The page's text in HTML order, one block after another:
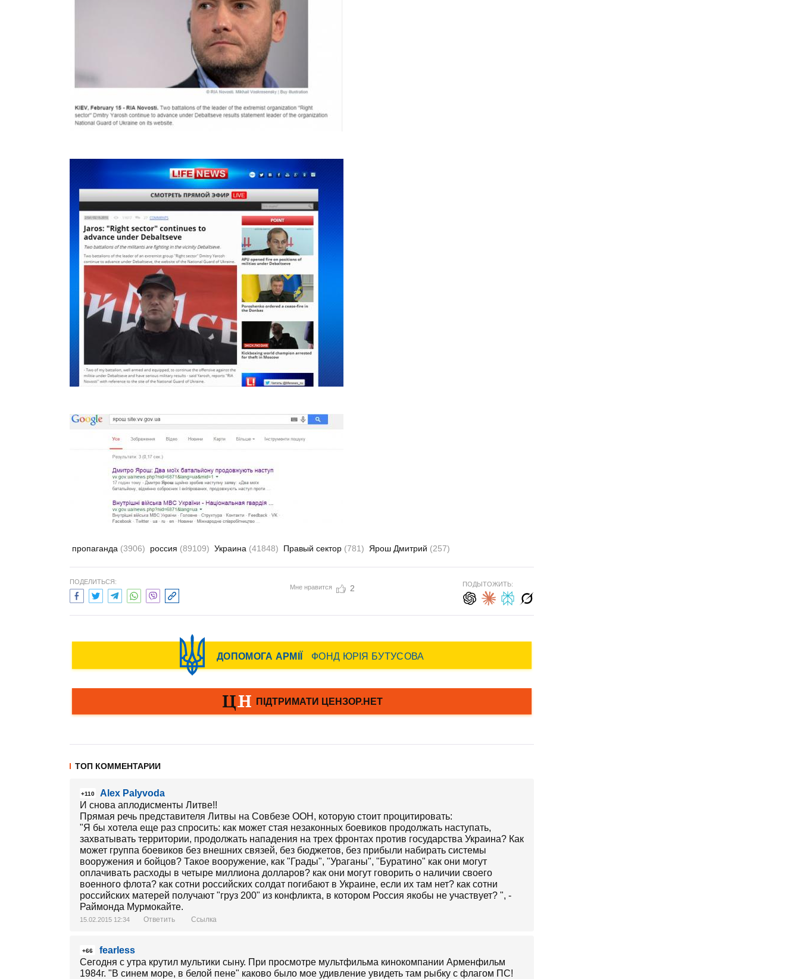
пропаганда (3906) россия (89109) Украина (41848) Правый сектор (781) Ярош Дмитрий (257)
ПОДЕЛИТЬСЯ:
Мне нравится 2 ПОДЫТОЖИТЬ:
ТОП КОММЕНТАРИИ
+110
Alex Palyvoda
И снова аплодисменты Литве!!
Прямая речь представителя Литвы на Совбезе ООН, которую стоит процитировать:
"Я бы хотела еще раз спросить: как может стая незаконных боевиков продолжать наступать,
захватывать территории, продолжать нападения на трех фронтах против государства Украина? Как
может группа боевиков без внешних связей, без бюджетов, без прибыли набирать системы
вооружения и бойцов? Такое вооружение, как "Грады", "Ураганы", "Буратино" как они могут
оплачивать расходы в четыре миллиона долларов? как они могут говорить о наличии своего
военного флота? как сотни российских солдат погибают в Украине, если их там нет? как сотни
российских матерей получают "груз 200" из конфликта, в котором Россия якобы не участвует? ", -
Раймонда Мурмокайте.
15.02.2015 12:34 Ответить Ссылка
+66
fearless
Сегодня с утра крутил мультики сыну. При просмотре мультфильма кинокомпании Арменфильм
1984г. "В синем море, в белой пене" каково было мое удивление увидеть там рыбку с флагом ПС!